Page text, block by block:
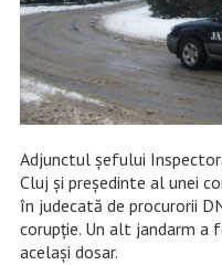
Adjunctul șefului
Cluj și președinte al unei
în judecată de procurorii
corupție. Un alt jandarm
același dosar.